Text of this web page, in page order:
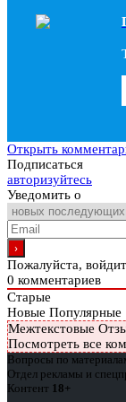
Открыть
Подписаться
авторизуйтесь
Уведомить о
Пожалуйста,
0 комментариев
Старые
Новые Популярные
Межтекстовые
Посмотреть все
Вопросы по
Отдел рекламы и
Контент 18+